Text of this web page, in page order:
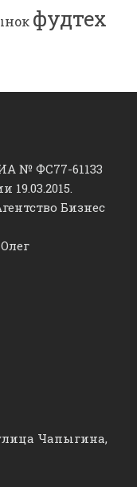
фудтех
№ ФС77-61133
Бизнес
Чапыгина,